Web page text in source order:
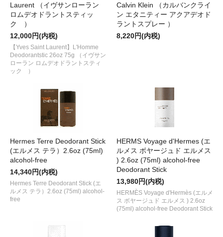
Laurent （イヴサンローラン
ロムデオドラントスティッ
ク ）
12,000円(内税)
【Yves Saint Laurent】L'Homme
Deodorantstic 26oz 75g （イヴサン
ローラン ロムデオドラントスティ
ック ）
Calvin Klein （カルバンクライ
ン エタニティー アクアデオド
ラントスプレー ）
8,220円(内税)
Hermes Terre Deodorant Stick
(エルメス テラ）2.6oz (75ml)
alcohol-free
14,340円(内税)
Hermes Terre Deodorant Stick (エ
ルメス テラ）2.6oz (75ml) alcohol-
free
HERMS Voyage d'Hermes (エ
ルメス ボヤージュド エルメス
) 2.6oz (75ml) alcohol-free
Deodorant Stick
13,980円(内税)
HERMÈS Voyage d'Hermès (エルメ
ス ボヤージュド エルメス ) 2.6oz
(75ml) alcohol-free Deodorant Stick